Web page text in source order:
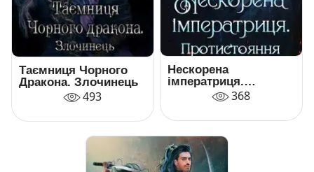
Таємниця Чорного
Дракона. Злочинець
493
Нескорена
імператриця.
Протистояння
368